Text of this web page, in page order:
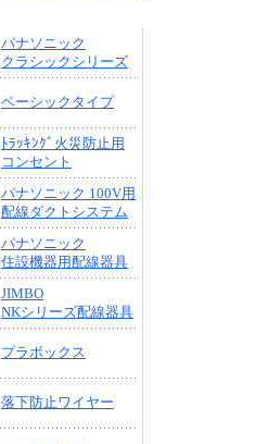
パナソニック
クラシックシリーズ
ベーシックタイプ
ﾄﾗｯｷﾝｸﾞ火災防止用
コンセント
パナソニック 100V用
配線ダクトシステム
パナソニック
住設機器用配線器具
JIMBO
NKシリーズ配線器具
プラボックス
落下防止ワイヤー